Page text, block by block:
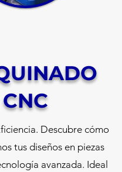
CNC
Descubre cómo
tus diseños en piezas
avanzada. Ideal